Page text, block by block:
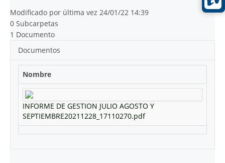
Modificado por última vez 24/01/22 14:39
0 Subcarpetas
1 Documento
Documentos
Nombre
INFORME DE GESTION JULIO AGOSTO Y
SEPTIEMBRE20211228_17110270.pdf